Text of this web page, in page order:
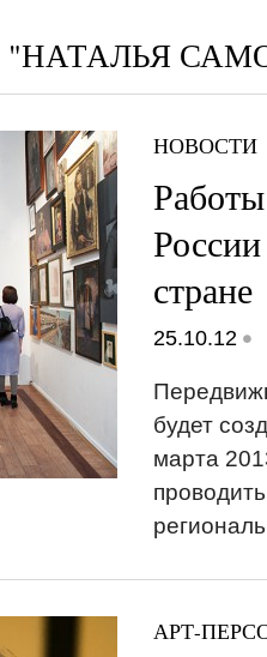
"НАТАЛЬЯ
НОВОСТИ
стране
25.10.12 •
будет
марта
АРТ-